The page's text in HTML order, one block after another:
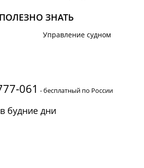
ЗНАТЬ
Управление судном
061 - бесплатный по России
будние дни